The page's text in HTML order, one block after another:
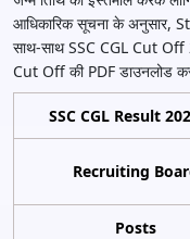
आधिकारिक सूचना के अनुसार,
साथ-साथ SSC CGL Cut Off
Cut Off की PDF डाउनलोड
SSC CGL Result
Recruiting
Posts